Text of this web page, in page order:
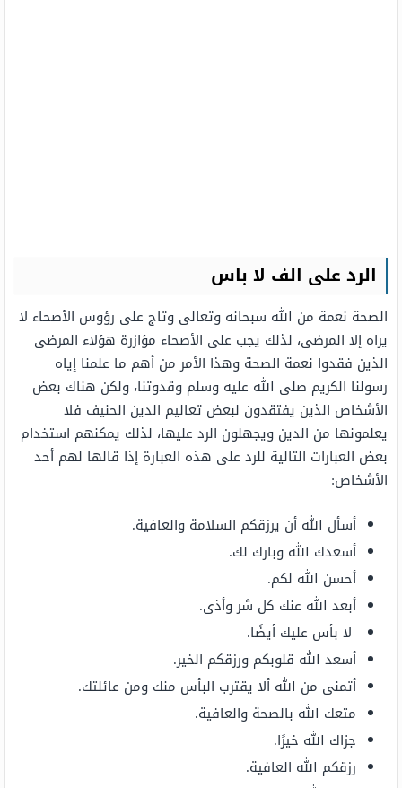
الرد على الف لا باس
الصحة نعمة من الله سبحانه وتعالى وتاج على رؤوس الأصحاء لا
يراه إلا المرضى، لذلك يجب على الأصحاء مؤازرة هؤلاء المرضى
الذين فقدوا نعمة الصحة وهذا الأمر من أهم ما علمنا إياه
رسولنا الكريم صلى الله عليه وسلم وقدوتنا، ولكن هناك بعض
الأشخاص الذين يفتقدون لبعض تعاليم الدين الحنيف فلا
يعلمونها من الدين ويجهلون الرد عليها، لذلك يمكنهم استخدام
بعض العبارات التالية للرد على هذه العبارة إذا قالها لهم أحد
الأشخاص:
أسأل الله أن يرزقكم السلامة والعافية.
أسعدك الله وبارك لك.
أحسن الله لكم.
أبعد الله عنك كل شر وأذى.
لا بأس عليك أيضًا.
أسعد الله قلوبكم ورزقكم الخير.
أتمنى من الله ألا يقترب البأس منك ومن عائلتك.
متعك الله بالصحة والعافية.
جزاك الله خيرًا.
رزقكم الله العافية.